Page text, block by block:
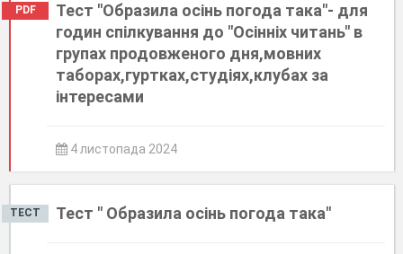
PDF
Тест "Образила осінь погода така"- для
годин спілкування до "Осінніх читань" в
групах продовженого дня,мовних
таборах,гуртках,студіях,клубах за
інтересами
4 листопада 2024
ТЕСТ Тест " Образила осінь погода така"